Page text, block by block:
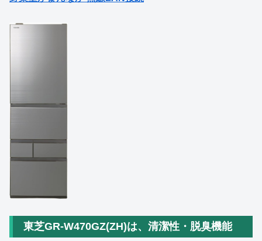
東芝GR‑W470GZ(ZH)は、清潔性・脱臭機能